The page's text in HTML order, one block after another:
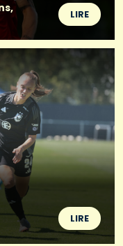
LIRE
LIRE